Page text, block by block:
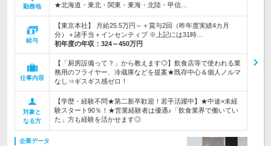
勤務地
★北海道・東北・関東・東海・北陸・甲信…
給与
【東京本社】 月給25.5万円～＋賞与2回（昨年度実績4カ月
分）＋諸手当＋インセンティブ ※上記には31時…
初年度の年収： 324～450万円
仕事内容
【「厨房設備って？」から教えます◎】飲食店等で使われる業
務用のフライヤー、冷蔵庫などを提案★既存中心＆個人ノルマ
なし⇒ギスギス感ゼロ！
対象と
なる方
【学歴・経験不問★第二新卒歓迎！若手活躍中】★中途×未経
験スタート90％！★営業経験者は優遇♪「飲食業界で働いてい
た」方も経験を活かせます◎
企業データ